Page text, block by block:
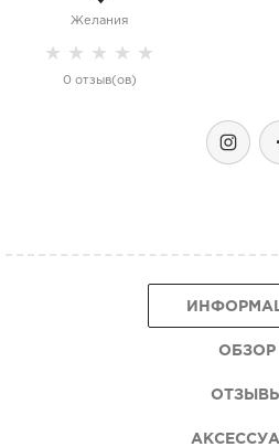
Желания
★ ★ ★ ★ ★
0 отзыв(ов)
ОБЗОР
ОТЗЫВЫ